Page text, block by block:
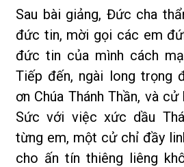
Sau bài giảng, Đức cha
đức tin, mời gọi các em
đức tin của mình cách
Tiếp đến, ngài long trọng
ơn Chúa Thánh Thần, và
Sức với việc xức dầu
từng em, một cử chỉ đầy
cho ấn tín thiêng liêng